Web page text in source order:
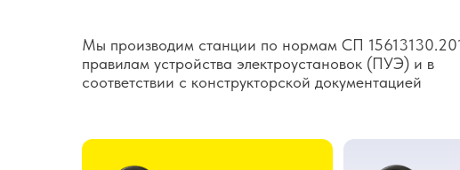
Мы производим станции по нормам СП
правилам устройства электроустановок (ПУЭ) и в
соответствии с конструкторской документацией